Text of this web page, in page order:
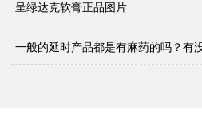
呈绿达克软膏正品图片
一般的延时产品都是有麻药的吗？有